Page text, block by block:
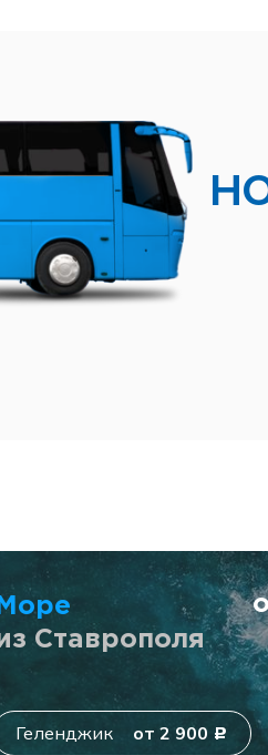
Ставрополя
Геленджик от 2 900 c